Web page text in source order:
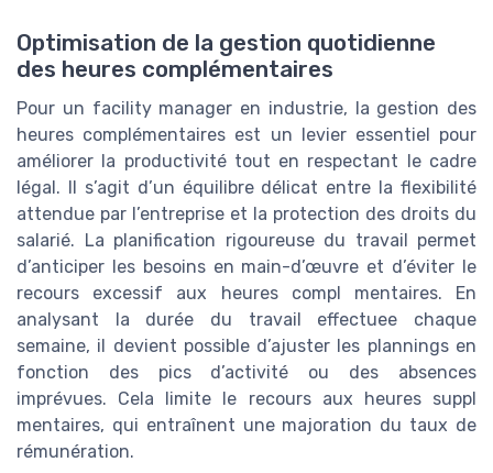
Optimisation de la gestion quotidienne
des heures complémentaires
Pour un facility manager en industrie, la gestion des
heures complémentaires est un levier essentiel pour
améliorer la productivité tout en respectant le cadre
légal. Il s’agit d’un équilibre délicat entre la flexibilité
attendue par l’entreprise et la protection des droits du
salarié. La planification rigoureuse du travail permet
d’anticiper les besoins en main-d’œuvre et d’éviter le
recours excessif aux heures compl mentaires. En
analysant la durée du travail effectuee chaque
semaine, il devient possible d’ajuster les plannings en
fonction des pics d’activité ou des absences
imprévues. Cela limite le recours aux heures suppl
mentaires, qui entraînent une majoration du taux de
rémunération.